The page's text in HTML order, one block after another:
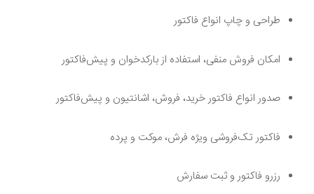
طراحی و چاپ انواع فاکتور
امکان فروش منفی، استفاده از بارکدخوان و پیش‌فاکتور
صدور انواع فاکتور خرید، فروش، اشانتیون و پیش‌فاکتور
فاکتور تک‌فروشی ویژه فرش، موکت و پرده
رزرو فاکتور و ثبت سفارش